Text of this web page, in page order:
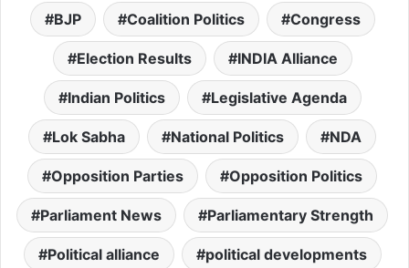
BJP Coalition Politics Congress
Election Results INDIA Alliance
Indian Politics Legislative Agenda
Lok Sabha National Politics NDA
Opposition Parties Opposition Politics
Parliament News Parliamentary Strength
Political alliance political developments